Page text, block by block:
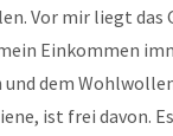
Vor mir liegt das
Einkommen
und dem
ist frei davon.